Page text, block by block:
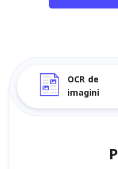
OCR de
imagini